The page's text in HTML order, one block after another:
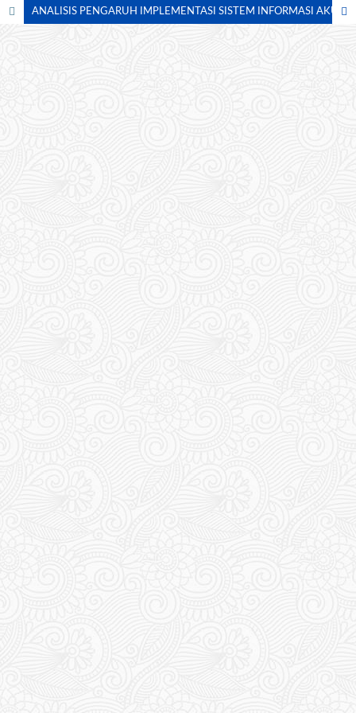
ANALISIS PENGARUH IMPLEMENTASI SISTEM INFORMASI AKUNTANSI TERHADAP KUALITAS LAPORAN KEUANGAN DI SEKTOR PUBLIK